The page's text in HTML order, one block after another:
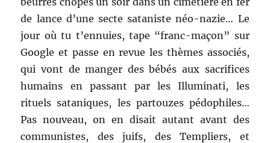
de lance d’une secte sataniste néo-nazie… Le
jour où tu t’ennuies, tape “franc-maçon” sur
Google et passe en revue les thèmes associés,
qui vont de manger des bébés aux sacrifices
humains en passant par les Illuminati, les
rituels sataniques, les partouzes pédophiles…
Pas nouveau, on en disait autant avant des
communistes, des juifs, des Templiers, et